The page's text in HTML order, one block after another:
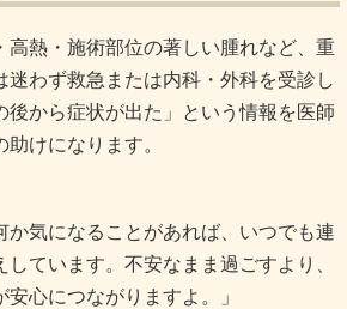
高熱・施術部位の著しい腫れなど、重
迷わず救急または内科・外科を受診し
後から症状が出た」という情報を医師
けになります。
か気になることがあれば、いつでも連
ています。不安なまま過ごすより、
心につながりますよ。」